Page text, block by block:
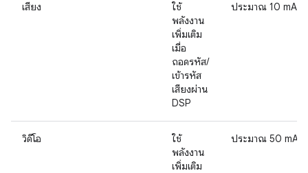
เสียง
ใช้
พลังงาน
เพิ่มเติม
เมื่อ
ถอดรหัส/
เข้ารหัส
เสียงผ่าน
DSP
ประมาณ 10 mA
วิดีโอ
ใช้
พลังงาน
เพิ่มเติม
ประมาณ 50 mA